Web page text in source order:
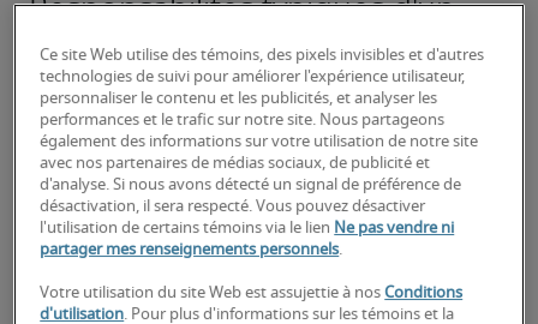
vice-président des technologies
de l'information :
Développer et mettre en œuvre des stratégies
et des feuilles de route informatiques
complètes qui s'alignent sur les objectifs
commerciaux globaux et pilotent les initiatives
de transformation numérique.
Superviser l'ensemble de l'infrastructure
informatique, y compris les réseaux, les
Ce site Web utilise des témoins, des pixels invisibles et d'autres
technologies de suivi pour améliorer l'expérience utilisateur,
personnaliser le contenu et les publicités, et analyser les
performances et le trafic sur notre site. Nous partageons
également des informations sur votre utilisation de notre site
avec nos partenaires de médias sociaux, de publicité et
d'analyse. Si nous avons détecté un signal de préférence de
désactivation, il sera respecté. Vous pouvez désactiver
l'utilisation de certains témoins via le lien Ne pas vendre ni
partager mes renseignements personnels.
Votre utilisation du site Web est assujettie à nosConditions
d'utilisation. Pour plus d'informations sur les témoins et la